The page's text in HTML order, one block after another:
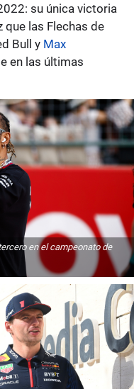
su única victoria
las Flechas de
Bull y Max
en las últimas
en el campeonato de